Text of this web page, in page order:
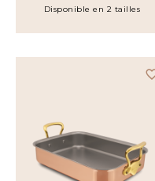
Disponible en 2 tailles